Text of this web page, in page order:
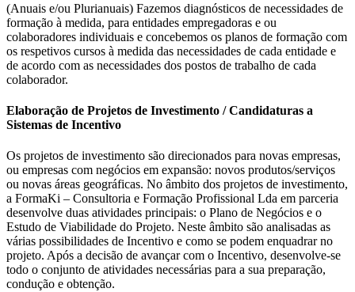
(Anuais e/ou Plurianuais) Fazemos diagnósticos de necessidades de
formação à medida, para entidades empregadoras e ou
colaboradores individuais e concebemos os planos de formação com
os respetivos cursos à medida das necessidades de cada entidade e
de acordo com as necessidades dos postos de trabalho de cada
colaborador.
Elaboração de Projetos de Investimento / Candidaturas a
Sistemas de Incentivo
Os projetos de investimento são direcionados para novas empresas,
ou empresas com negócios em expansão: novos produtos/serviços
ou novas áreas geográficas. No âmbito dos projetos de investimento,
a FormaKi – Consultoria e Formação Profissional Lda em parceria
desenvolve duas atividades principais: o Plano de Negócios e o
Estudo de Viabilidade do Projeto. Neste âmbito são analisadas as
várias possibilidades de Incentivo e como se podem enquadrar no
projeto. Após a decisão de avançar com o Incentivo, desenvolve-se
todo o conjunto de atividades necessárias para a sua preparação,
condução e obtenção.